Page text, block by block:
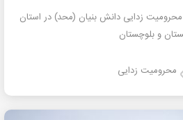
زدایی دانش بنیان (محد) در استان
و بلوچستان
محرومیت زدایی